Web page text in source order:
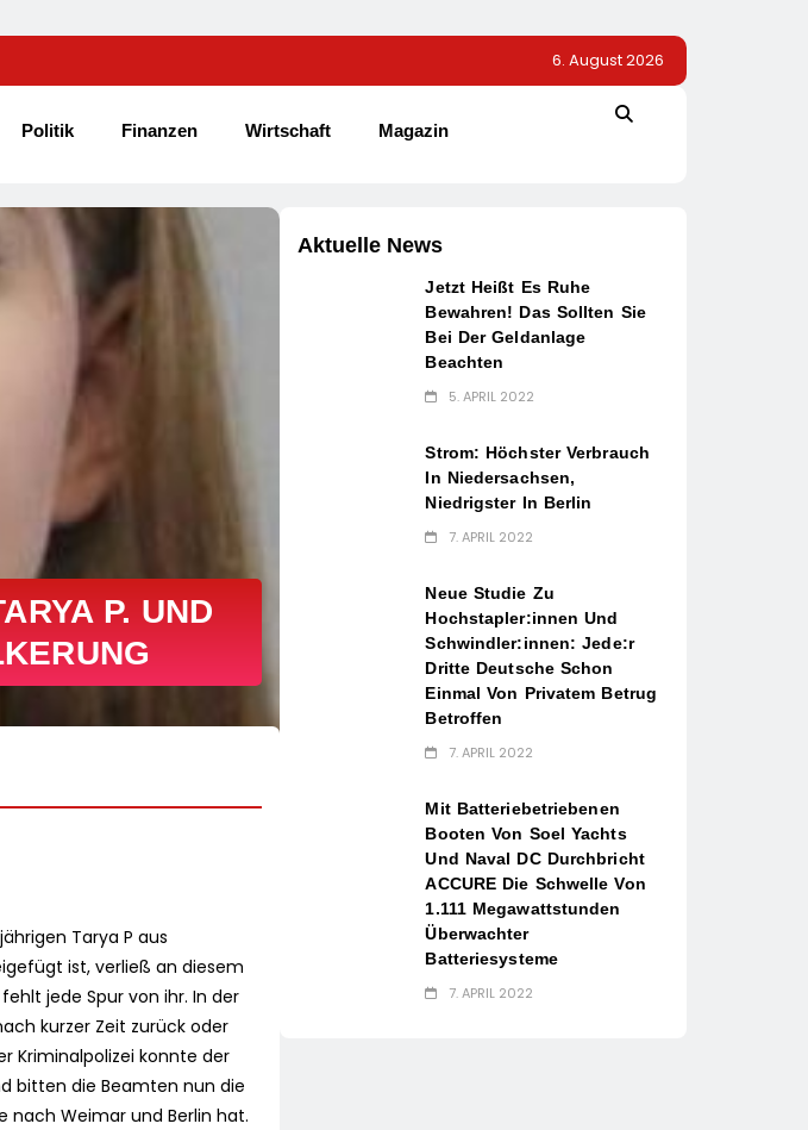
6. August 2026
Politik Finanzen Wirtschaft Magazin
P. UND
Tarya P aus
ist, verließ an diesem
jede Spur von ihr. In der
kurzer Zeit zurück oder
Kriminalpolizei konnte der
bitten die Beamten nun die
nach Weimar und Berlin hat.
Aktuelle News
Jetzt Heißt Es Ruhe
Bewahren! Das Sollten Sie
Bei Der Geldanlage
Beachten
5. APRIL 2022
Strom: Höchster Verbrauch
In Niedersachsen,
Niedrigster In Berlin
7. APRIL 2022
Neue Studie Zu
Hochstapler:innen Und
Schwindler:innen: Jede:r
Dritte Deutsche Schon
Einmal Von Privatem Betrug
Betroffen
7. APRIL 2022
Mit Batteriebetriebenen
Booten Von Soel Yachts
Und Naval DC Durchbricht
ACCURE Die Schwelle Von
1.111 Megawattstunden
Überwachter
Batteriesysteme
7. APRIL 2022